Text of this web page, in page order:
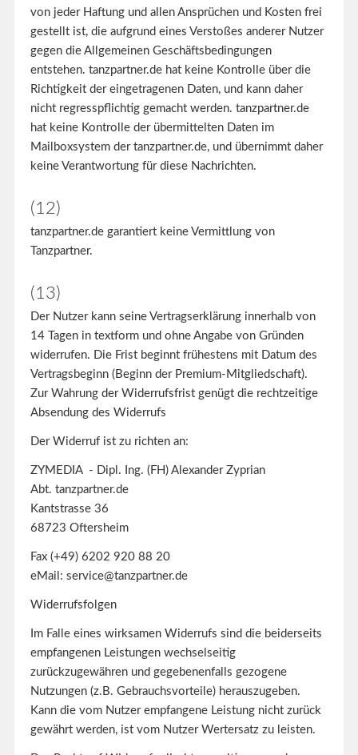
von jeder Haftung und allen Ansprüchen und Kosten frei
gestellt ist, die aufgrund eines Verstoßes anderer Nutzer
gegen die Allgemeinen Geschäftsbedingungen
entstehen. tanzpartner.de hat keine Kontrolle über die
Richtigkeit der eingetragenen Daten, und kann daher
nicht regresspflichtig gemacht werden. tanzpartner.de
hat keine Kontrolle der übermittelten Daten im
Mailboxsystem der tanzpartner.de, und übernimmt daher
keine Verantwortung für diese Nachrichten.
(12)
tanzpartner.de garantiert keine Vermittlung von
Tanzpartner.
(13)
Der Nutzer kann seine Vertragserklärung innerhalb von
14 Tagen in textform und ohne Angabe von Gründen
widerrufen. Die Frist beginnt frühestens mit Datum des
Vertragsbeginn (Beginn der Premium-Mitgliedschaft).
Zur Wahrung der Widerrufsfrist genügt die rechtzeitige
Absendung des Widerrufs
Der Widerruf ist zu richten an:
ZYMEDIA - Dipl. Ing. (FH) Alexander Zyprian
Abt. tanzpartner.de
Kantstrasse 36
68723 Oftersheim
Fax (+49) 6202 920 88 20
eMail: service@tanzpartner.de
Widerrufsfolgen
Im Falle eines wirksamen Widerrufs sind die beiderseits
empfangenen Leistungen wechselseitig
zurückzugewähren und gegebenenfalls gezogene
Nutzungen (z.B. Gebrauchsvorteile) herauszugeben.
Kann die vom Nutzer empfangene Leistung nicht zurück
gewährt werden, ist vom Nutzer Wertersatz zu leisten.